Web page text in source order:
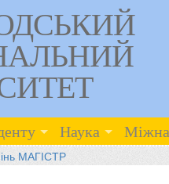
Наука
МАГІСТР